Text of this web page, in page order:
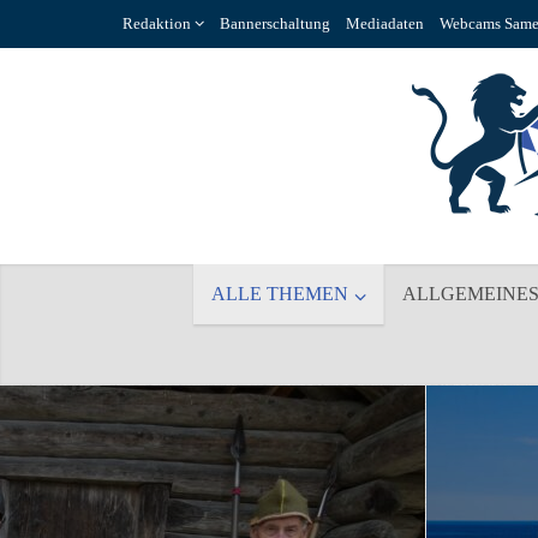
Redaktion Bannerschaltung Mediadaten Webcams
ALLE THEMEN ALLGEMEINES